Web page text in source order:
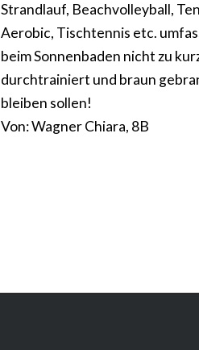
Strandlauf, Beachvolleyball,
Aerobic, Tischtennis etc.
beim Sonnenbaden nicht zu
durchtrainiert und braun
bleiben sollen!
Von: Wagner Chiara, 8B